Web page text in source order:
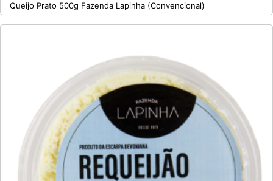
Queijo Prato 500g Fazenda Lapinha (Convencional)